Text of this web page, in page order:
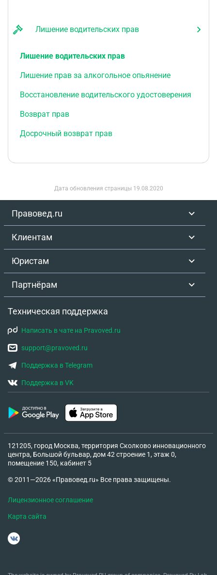
Лишение водительских прав
Лишение водительских прав
Лишение прав за алкогольное опьянение
Восстановление водительского удостоверения
Возврат прав
Досрочный возврат прав
Дата обновления страницы 19.08.2020
Правовед.ru
Клиентам
Юристам
Партнёрам
Техническая поддержка
Написать в чате на Pravoved.ru
support@pravoved.ru
Поддержка в Telegram
Поддержка в VK
121205, город Москва, территория Сколково инновационного
центра, Большой бульвар, дом 42 строение 1, этаж 0,
помещение 150, кабинет 5
© 2011—2026 «Правовед.ru» Все права защищены.
Лицензионное соглашение
Карта сайта